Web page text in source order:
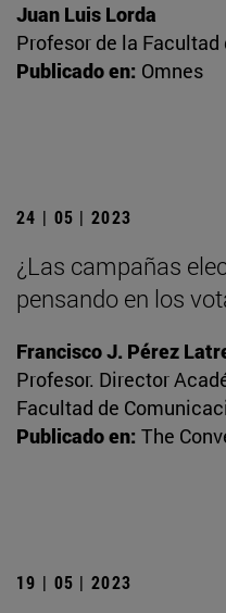
Juan Luis Lorda
Profesor de la Facultad
Publicado en: Omnes
24 | 05 | 2023
¿Las campañas
pensando en los
Francisco J. Pérez
Profesor. Director
Facultad de
Publicado en: The
19 | 05 | 2023